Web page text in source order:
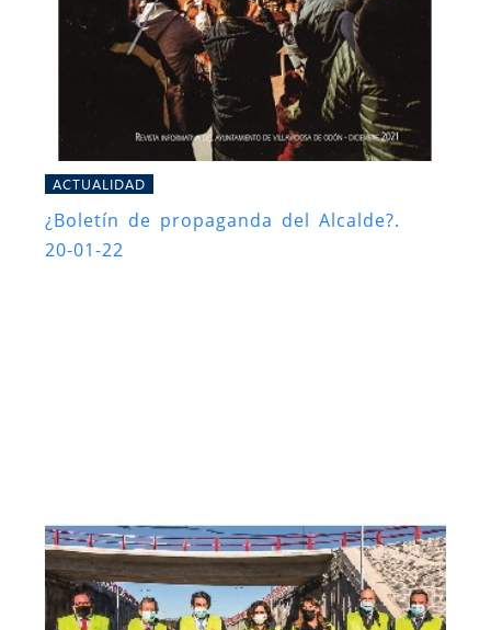
ACTUALIDAD
¿Boletín de propaganda del Alcalde?.
20-01-22